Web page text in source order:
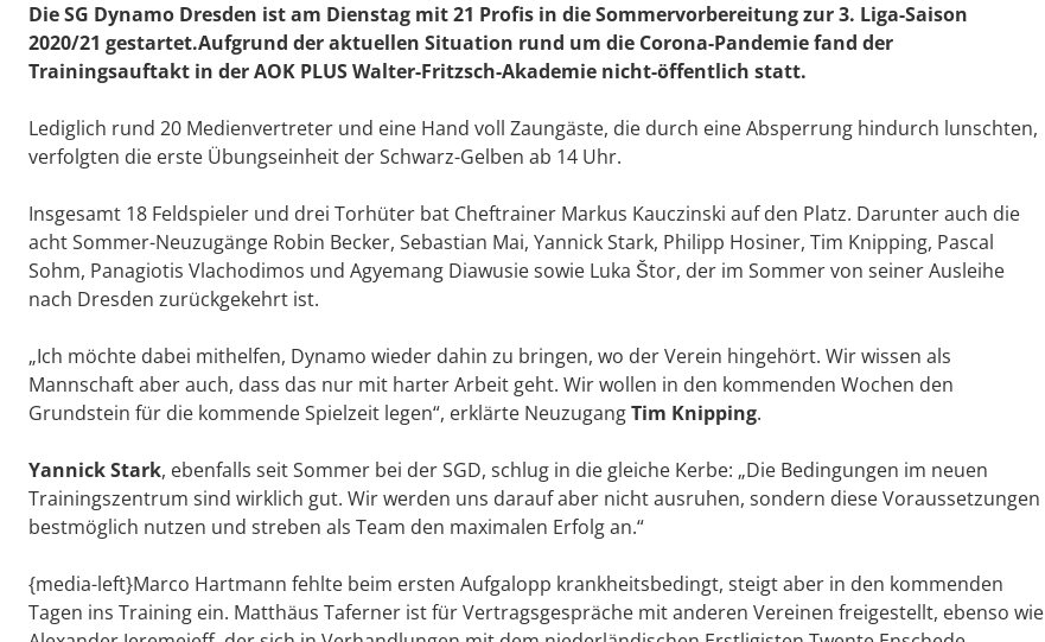
Die SG Dynamo Dresden ist am Dienstag mit 21 Profis in die Sommervorbereitung zur 3. Liga-Saison
2020/21 gestartet.Aufgrund der aktuellen Situation rund um die Corona-Pandemie fand der
Trainingsauftakt in der AOK PLUS Walter-Fritzsch-Akademie nicht-öffentlich statt.
Lediglich rund 20 Medienvertreter und eine Hand voll Zaungäste, die durch eine Absperrung hindurch lunschten,
verfolgten die erste Übungseinheit der Schwarz-Gelben ab 14 Uhr.
Insgesamt 18 Feldspieler und drei Torhüter bat Cheftrainer Markus Kauczinski auf den Platz. Darunter auch die
acht Sommer-Neuzugänge Robin Becker, Sebastian Mai, Yannick Stark, Philipp Hosiner, Tim Knipping, Pascal
Sohm, Panagiotis Vlachodimos und Agyemang Diawusie sowie Luka Štor, der im Sommer von seiner Ausleihe
nach Dresden zurückgekehrt ist.
„Ich möchte dabei mithelfen, Dynamo wieder dahin zu bringen, wo der Verein hingehört. Wir wissen als
Mannschaft aber auch, dass das nur mit harter Arbeit geht. Wir wollen in den kommenden Wochen den
Grundstein für die kommende Spielzeit legen“, erklärte NeuzugangTim Knipping.
Yannick Stark, ebenfalls seit Sommer bei der SGD, schlug in die gleiche Kerbe: „Die Bedingungen im neuen
Trainingszentrum sind wirklich gut. Wir werden uns darauf aber nicht ausruhen, sondern diese Voraussetzungen
bestmöglich nutzen und streben als Team den maximalen Erfolg an.“
{media-left}Marco Hartmann fehlte beim ersten Aufgalopp krankheitsbedingt, steigt aber in den kommenden
Tagen ins Training ein. Matthäus Taferner ist für Vertragsgespräche mit anderen Vereinen freigestellt, ebenso wie